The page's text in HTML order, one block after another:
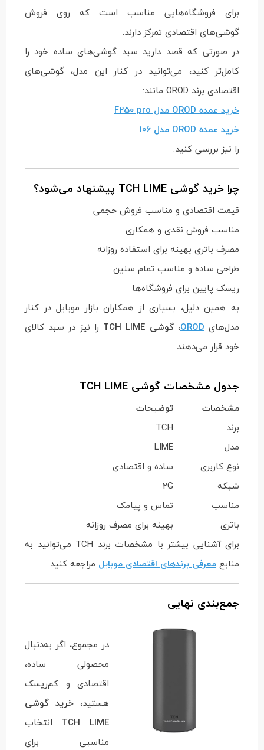
برای فروشگاه‌هایی مناسب است که روی فروش
گوشی‌های اقتصادی تمرکز دارند.
در صورتی که قصد دارید سبد گوشی‌های ساده خود را
کامل‌تر کنید، می‌توانید در کنار این مدل، گوشی‌های
اقتصادی برند OROD مانند:
خرید عمده OROD مدل F250 pro
خرید عمده OROD مدل 106
را نیز بررسی کنید.
چرا خرید گوشی TCH LIME پیشنهاد می‌شود؟
قیمت اقتصادی و مناسب فروش حجمی
مناسب فروش نقدی و همکاری
مصرف باتری بهینه برای استفاده روزانه
طراحی ساده و مناسب تمام سنین
ریسک پایین برای فروشگاه‌ها
به همین دلیل، بسیاری از همکاران بازار موبایل در کنار
مدل‌هایOROD،گوشی TCH LIME
را نیز در سبد کالای
خود قرار می‌دهند.
جدول مشخصات گوشی TCH LIME
مشخصات
توضیحات
برند
TCH
مدل
LIME
نوع کاربری
ساده و اقتصادی
شبکه
2G
مناسب
تماس و پیامک
باتری
بهینه برای مصرف روزانه
برای آشنایی بیشتر با مشخصات برند TCH می‌توانید به
منابعمعرفی برندهای اقتصادی موبایل مراجعه کنید.
جمع‌بندی نهایی
در مجموع، اگر به‌دنبال
محصولی ساده،
اقتصادی و کم‌ریسک
هستید، خرید گوشی
TCH LIME انتخاب
مناسبی برای